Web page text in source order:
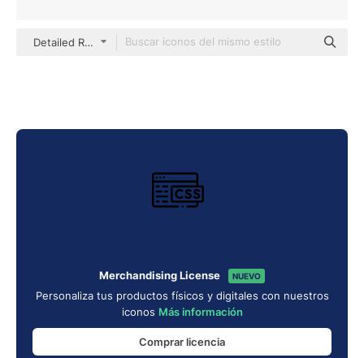
Detailed Rounded Lineal
Merchandising License NUEVO
Personaliza tus productos físicos y digitales con nuestros
iconos Más información
Comprar licencia